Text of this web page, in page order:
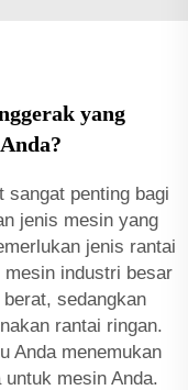
yang
sangat penting bagi
jenis mesin yang
jenis rantai
mesin industri besar
sedangkan
rantai ringan.
Anda menemukan
mesin Anda.